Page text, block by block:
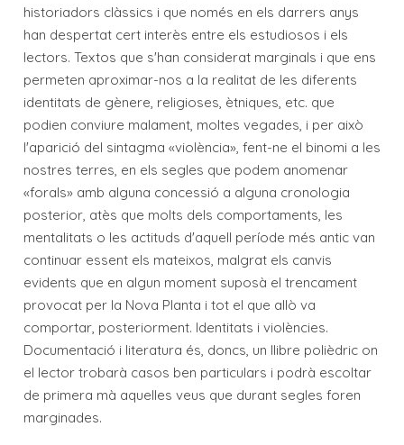
historiadors clàssics i que només en els darrers anys
han despertat cert interès entre els estudiosos i els
lectors. Textos que s'han considerat marginals i que ens
permeten aproximar-nos a la realitat de les diferents
identitats de gènere, religioses, ètniques, etc. que
podien conviure malament, moltes vegades, i per això
l'aparició del sintagma «violència», fent-ne el binomi a les
nostres terres, en els segles que podem anomenar
«forals» amb alguna concessió a alguna cronologia
posterior, atès que molts dels comportaments, les
mentalitats o les actituds d'aquell període més antic van
continuar essent els mateixos, malgrat els canvis
evidents que en algun moment suposà el trencament
provocat per la Nova Planta i tot el que allò va
comportar, posteriorment. Identitats i violències.
Documentació i literatura és, doncs, un llibre polièdric on
el lector trobarà casos ben particulars i podrà escoltar
de primera mà aquelles veus que durant segles foren
marginades.